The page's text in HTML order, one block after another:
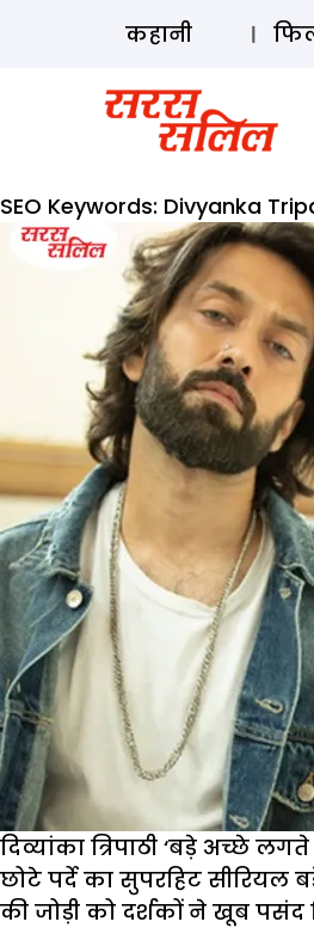
कहानी
SEO Keywords: Divyanka
दिव्यांका त्रिपाठी ‘बड़े अच्छे
छोटे पर्दे का सुपरहिट सीरियल
की जोड़ी को दर्शकों ने खूब पसंद